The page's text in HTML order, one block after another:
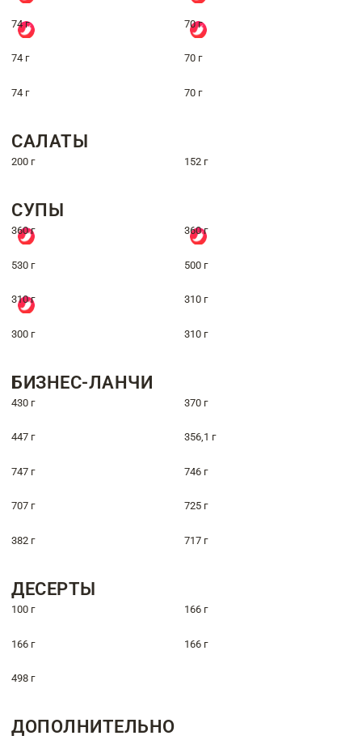
74 г 70 г
74 г 70 г
74 г 70 г
САЛАТЫ
200 г 152 г
СУПЫ
360 г 360 г
530 г 500 г
310 г 310 г
300 г 310 г
БИЗНЕС-ЛАНЧИ
430 г 370 г
447 г 356,1 г
747 г 746 г
707 г 725 г
382 г 717 г
ДЕСЕРТЫ
100 г 166 г
166 г 166 г
498 г
ДОПОЛНИТЕЛЬНО